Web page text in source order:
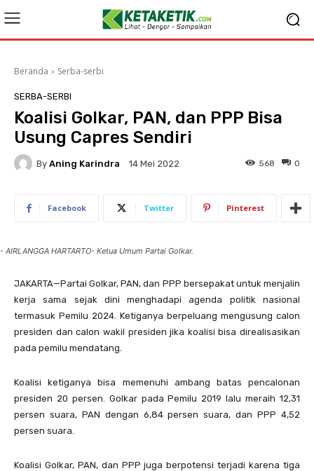
Beranda Serba-serbi
SERBA-SERBI
Koalisi Golkar, PAN, dan PPP Bisa
Usung Capres Sendiri
By Aning Karindra 14 Mei 2022 0
568
Facebook Twitter Pinterest
- AIRLANGGA HARTARTO- Ketua Umum Partai Golkar.
JAKARTA—Partai Golkar, PAN, dan PPP bersepakat untuk menjalin
kerja sama sejak dini menghadapi agenda politik nasional
termasuk Pemilu 2024. Ketiganya berpeluang mengusung calon
presiden dan calon wakil presiden jika koalisi bisa direalisasikan
pada pemilu mendatang.
Koalisi ketiganya bisa memenuhi ambang batas pencalonan
presiden 20 persen. Golkar pada Pemilu 2019 lalu meraih 12,31
persen suara, PAN dengan 6,84 persen suara, dan PPP 4,52
persen suara.
Koalisi Golkar, PAN, dan PPP juga berpotensi terjadi karena tiga